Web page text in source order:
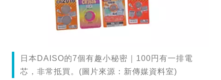
日本DAISO的7個有趣小秘密｜100円有一排電
芯，非常抵買。(圖片來源：新傳媒資料室)